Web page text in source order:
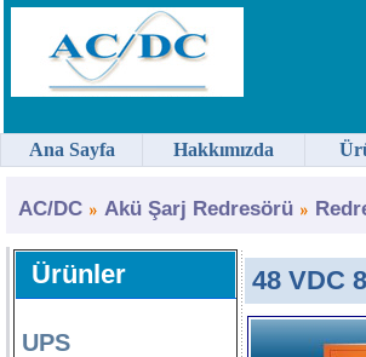
AC/DC Akü Şarj Redresörü
Ürünler
UPS
48 VDC
Ana Sayfa Hakkımızda